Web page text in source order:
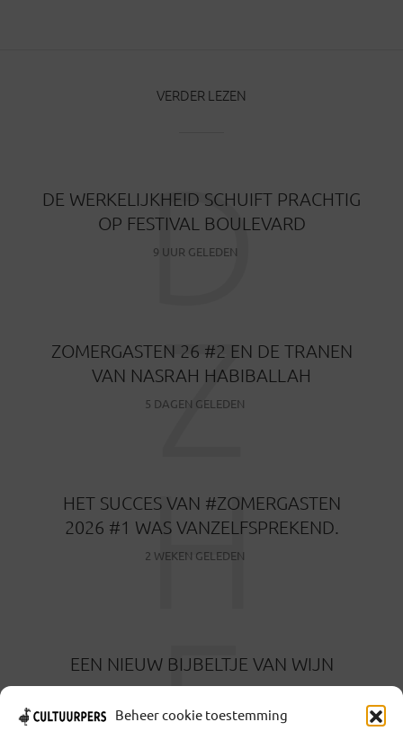
Beheer cookie toestemming
VERDER LEZEN
DE WERKELIJKHEID SCHUIFT PRACHTIG
OP FESTIVAL BOULEVARD
9 UUR GELEDEN
D
ZOMERGASTEN 26 #2 EN DE TRANEN
VAN NASRAH HABIBALLAH
5 DAGEN GELEDEN
Z
HET SUCCES VAN #ZOMERGASTEN
2026 #1 WAS VANZELFSPREKEND.
2 WEKEN GELEDEN
H
EEN NIEUW BIJBELTJE VAN WIJN